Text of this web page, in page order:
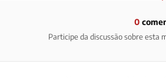
0
Participe da discussão sobre esta